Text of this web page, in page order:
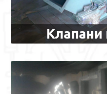
Клапани